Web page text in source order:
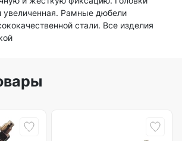
увеличенная. Рамные дюбели
стали. Все изделия